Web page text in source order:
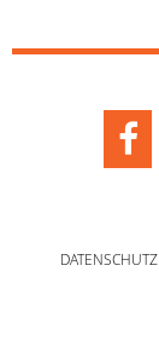
DATENSCHUTZ